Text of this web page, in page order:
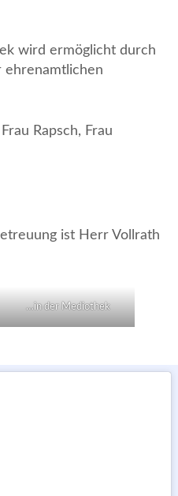
wird ermöglicht durch
ehrenamtlichen
Rapsch, Frau
ist Herr Vollrath
…in der Mediothek